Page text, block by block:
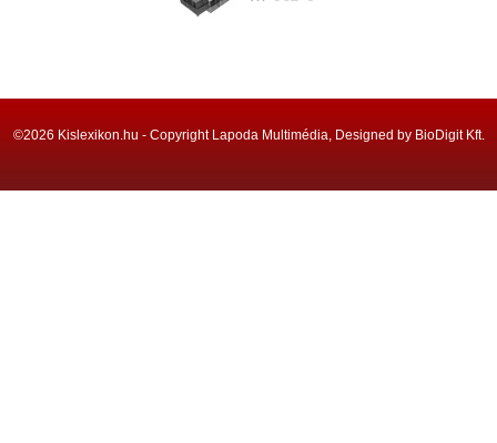
©2026 Kislexikon.hu - Copyright Lapoda Multimédia, Designed by BioDigit Kft.